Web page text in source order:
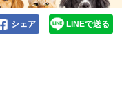
シェア LINEで送る